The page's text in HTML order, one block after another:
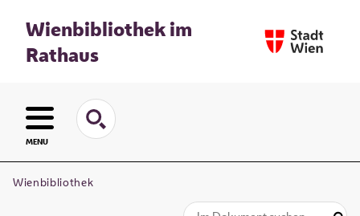
Wienbibliothek im
Rathaus
MENU
Wienbibliothek